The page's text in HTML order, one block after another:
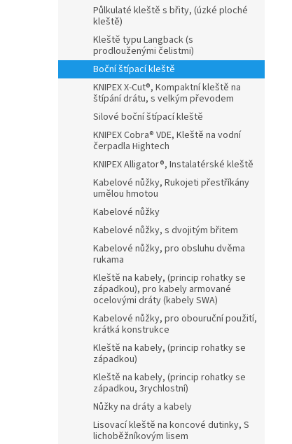
Půlkulaté kleště s břity, (úzké ploché
kleště)
Kleště typu Langback (s
prodlouženými čelistmi)
Boční štípací kleště
KNIPEX X-Cut®, Kompaktní kleště na
štípání drátu, s velkým převodem
Silové boční štípací kleště
KNIPEX Cobra® VDE, Kleště na vodní
čerpadla Hightech
KNIPEX Alligator®, Instalatérské kleště
Kabelové nůžky, Rukojeti přestříkány
umělou hmotou
Kabelové nůžky
Kabelové nůžky, s dvojitým břitem
Kabelové nůžky, pro obsluhu dvěma
rukama
Kleště na kabely, (princip rohatky se
západkou), pro kabely armované
ocelovými dráty (kabely SWA)
Kabelové nůžky, pro obouruční použití,
krátká konstrukce
Kleště na kabely, (princip rohatky se
západkou)
Kleště na kabely, (princip rohatky se
západkou, 3rychlostní)
Nůžky na dráty a kabely
Lisovací kleště na koncové dutinky, S
lichoběžníkovým lisem